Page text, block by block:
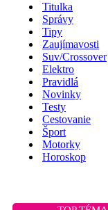
Titulka
Správy
Tipy
Zaujímavosti
Suv/Crossover
Elektro
Pravidlá
Novinky
Testy
Cestovanie
Šport
Motorky
Horoskop